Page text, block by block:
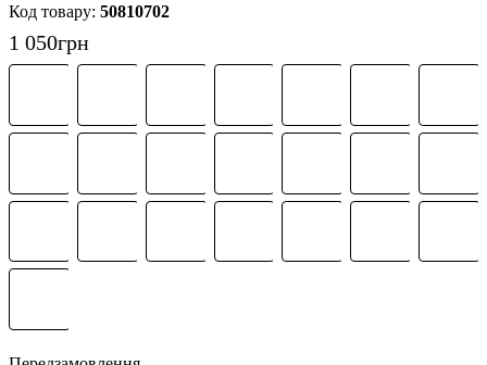
50810702
1 050грн